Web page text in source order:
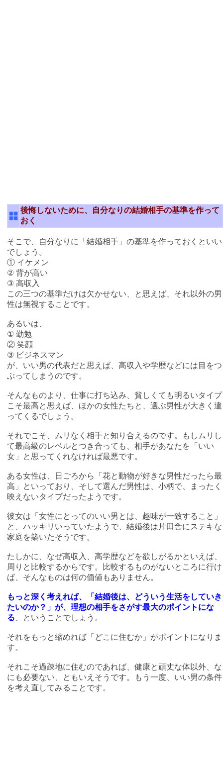
後悔しないために、自分なりの結婚相手の基準を作って
おく
そこで、自分なりに「結婚相手」の基準を作っておくといい
でしょう。
① イケメン
② 背が高い
③ 高収入
この三つの基準だけは欠かせない、と思えば、それ以外の男
性は無視することです。
あるいは、
① 勤勉
② 笑顔
③ ビジネスマン
が、いい男の代表だと思えば、高収入や学歴などには目をつ
ぶってしまうのです。
そんなものより、仕事に打ち込み、貧しくても明るいタイプ
こそ最高と思えば、ほかの女性たちと、選ぶ男性が大きく違
ってくるでしょう。
それでこそ、ムリなく相手と知り合えるのです。もしムリし
て最高級のレベルとつき合っても、相手があなたを「いい
女」と思ってくれなければ最悪です。
ある女性は、日ごろから「花と動物が好きな男性だったら最
高」といっており、そして選んだ男性は、小柄で、まったく
映えないタイプだったようです。
彼女は「女性にとってのいい男とは、趣味が一致すること」
と、ハッキリいっていたようで、結婚後は片田舎にステキな
家庭を築いたそうです。
たしかに、なぜ高収入、高学歴などを欲しがるかといえば、
周りと比較するからです。比較するものがないところに行け
ば、そんなものは何の価値もありません。
もっと深く考えれば、「結婚後は、どういう生活をしていき
たいのか？」が、理想の相手をさがす最大のポイントにな
る 、ということでしょう。
それをもっと縮めれば「どこに住むか」がポイントになりま
す。
それこそ過疎地に住むのであれば、健康と頑丈な体以外、な
にも必要ない、ともいえそうです。もう一度、いい男の条件
を考え直してみることです。